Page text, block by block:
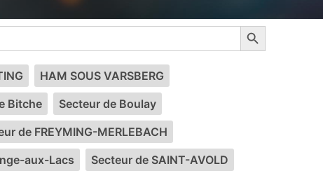
Search Button
HAM SOUS VARSBERG
Bitche
Secteur de Boulay
de FREYMING-MERLEBACH
aux-Lacs
Secteur de SAINT-AVOLD